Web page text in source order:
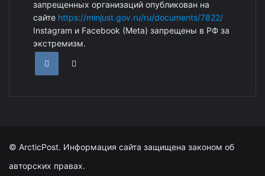
запрещенных организаций опубликован на
сайте https://minjust.gov.ru/ru/documents/7822/
Instagram и Facebook (Metа) запрещены в РФ за
экстремизм.
© ArcticPost. Информация сайта защищена законом об
авторских правах.